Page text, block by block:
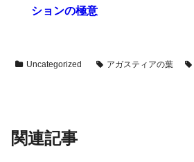
ションの極意
Uncategorized アガスティアの葉
関連記事